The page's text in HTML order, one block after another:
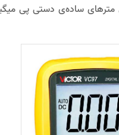
مترهای ساده‌ی دستی پی